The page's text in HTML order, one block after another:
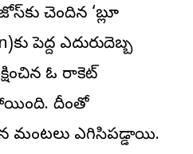
చెందిన ‘బ్లూ
పెద్ద ఎదురుదెబ్బ
ఓ రాకెట్‌
దీంతో
మంటలు ఎగిసిపడ్డాయి.